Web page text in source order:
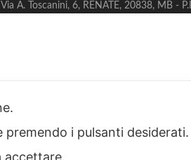
A. Toscanini, 6, RENATE, 20838, MB
i pulsanti desiderati.